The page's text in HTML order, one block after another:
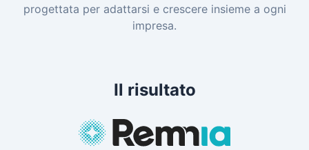
progettata per adattarsi e crescere insieme a ogni
impresa.
Il risultato